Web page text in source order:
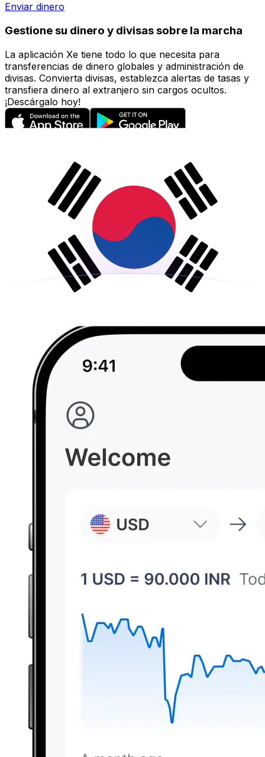
Enviar dinero
Gestione su dinero y divisas sobre la marcha
La aplicación Xe tiene todo lo que necesita para
transferencias de dinero globales y administración de
divisas. Convierta divisas, establezca alertas de tasas y
transfiera dinero al extranjero sin cargos ocultos.
¡Descárgalo hoy!